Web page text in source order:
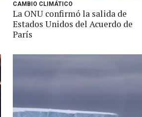
CAMBIO CLIMÁTICO
La ONU confirmó la salida de
Estados Unidos del Acuerdo de
París